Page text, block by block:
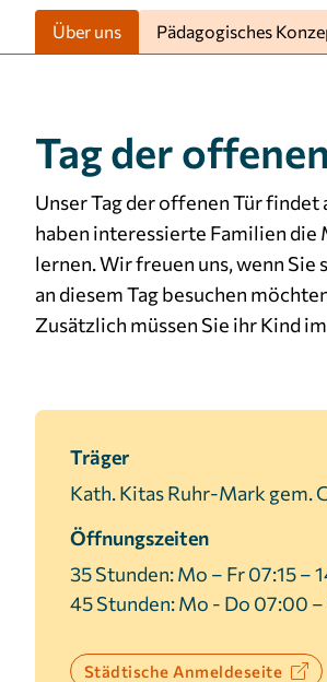
Über uns Pädagogisches
Tag der
Unser Tag der offenen Tür findet
haben interessierte Familien die
lernen. Wir freuen uns, wenn
an diesem Tag besuchen
Zusätzlich müssen Sie ihr Kind
Träger
Kath. Kitas Ruhr-Mark gem.
Öffnungszeiten
35 Stunden: Mo – Fr 07:15 –
45 Stunden: Mo - Do 07:00
Städtische Anmeldeseite
verwendet, um personalisierte
anzuzeigen. Sie tun dies, indem
Name: _fbp
Anbieter: Facebook
Zweck:
Anzeigen von
Werbung und
Leistung von